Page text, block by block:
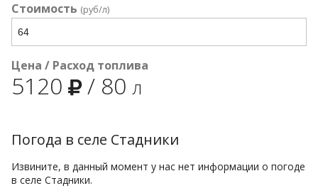
Стоимость (руб/л)
Цена / Расход топлива
5120 / 80 л
Погода в селе Стадники
Извините, в данный момент у нас нет информации о погоде
в селе Стадники.